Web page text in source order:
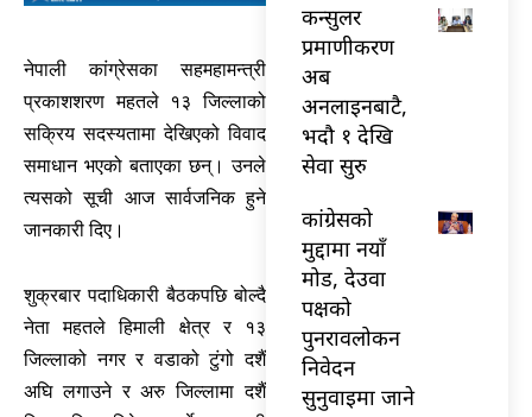
नेपाली कांग्रेसका सहमहामन्त्री
प्रकाशशरण महतले १३ जिल्लाको
सक्रिय सदस्यतामा देखिएको विवाद
समाधान भएको बताएका छन्। उनले
त्यसको सूची आज सार्वजनिक हुने
जानकारी दिए।
शुक्रबार पदाधिकारी बैठकपछि बोल्दै
नेता महतले हिमाली क्षेत्र र १३
जिल्लाको नगर र वडाको टुंगो दशैं
अघि लगाउने र अरु जिल्लामा दशैं
कन्सुलर
प्रमाणीकरण
अब
अनलाइनबाटै,
भदौ १ देखि
सेवा सुरु
कांग्रेसको
मुद्दामा नयाँ
मोड, देउवा
पक्षको
पुनरावलोकन
निवेदन
सुनुवाइमा जाने